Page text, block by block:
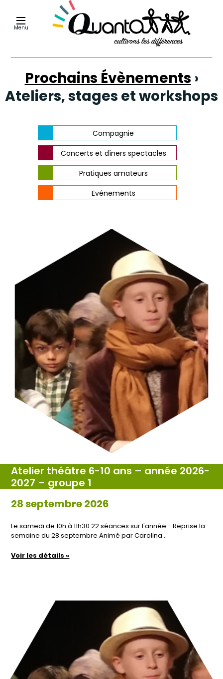
Menu
Prochains Évènements ›
Ateliers, stages et workshops
Navigation
Évènements
Compagnie
Concerts et dîners spectacles
Pratiques amateurs
Evénements
Atelier théâtre 6-10 ans – année 2026-
2027 – groupe 1
28 septembre 2026
Le samedi de 10h à 11h30 22 séances sur l'année - Reprise la
semaine du 28 septembre Animé par Carolina…
Voir les détails »